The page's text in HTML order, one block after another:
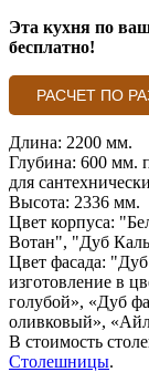
Эта кухня по
бесплатно!
РАСЧЕТ ПО
Длина: 2200 мм.
Глубина: 600 мм.
для
Высота: 2336 мм.
Цвет корпуса:
Вотан", "Дуб
Цвет фасада:
изготовление в
голубой», «Дуб
оливковый», «
В стоимость
Столешницы.